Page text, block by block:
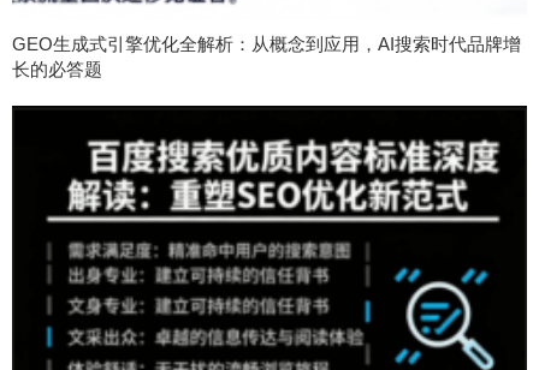
GEO生成式引擎优化全解析：从概念到应用，AI搜索时代品牌增
长的必答题